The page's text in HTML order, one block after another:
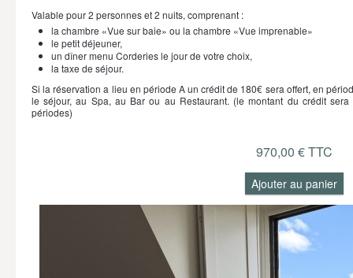
Valable pour 2 personnes et 2 nuits, comprenant :
la chambre «Vue sur baie» ou la chambre «Vue imprenable»
le petit déjeuner,
un dîner menu Corderies le jour de votre choix,
la taxe de séjour.
Si la réservation a lieu en période A un crédit de 180€ sera offert, en
le séjour, au Spa, au Bar ou au Restaurant. (le montant du crédit
périodes)
970,00 € TTC
Ajouter au panier